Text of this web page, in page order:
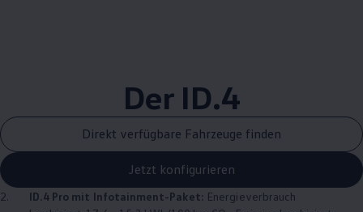
Der ID.4
Direkt verfügbare Fahrzeuge finden
Jetzt konfigurieren
2. ID.4 Pro mit Infotainment-Paket: Energieverbrauch